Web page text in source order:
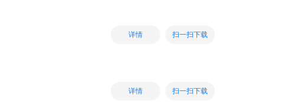
详情 扫一扫下载
详情 扫一扫下载